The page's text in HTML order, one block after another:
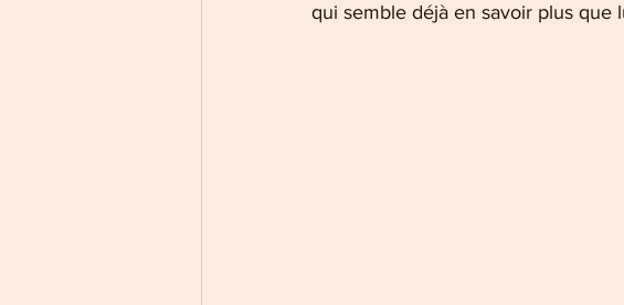
qui semble déjà en savoir plus que